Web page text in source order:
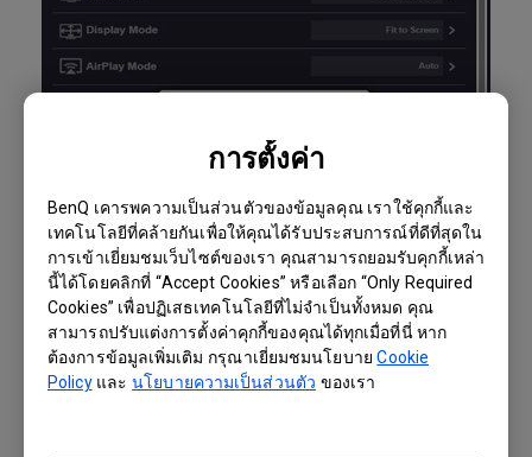
การตั้งค่า
BenQ เคารพความเป็นส่วนตัวของข้อมูลคุณ เราใช้คุกกี้และ
เทคโนโลยีที่คล้ายกันเพื่อให้คุณได้รับประสบการณ์ที่ดีที่สุดใน
การเข้าเยี่ยมชมเว็บไซต์ของเรา คุณสามารถยอมรับคุกกี้เหล่า
นี้ได้โดยคลิกที่ “Accept Cookies” หรือเลือก “Only Required
Cookies” เพื่อปฏิเสธเทคโนโลยีที่ไม่จำเป็นทั้งหมด คุณ
สามารถปรับแต่งการตั้งค่าคุกกี้ของคุณได้ทุกเมื่อที่นี่ หาก
ต้องการข้อมูลเพิ่มเติม กรุณาเยี่ยมชมนโยบายCookie
Policyและนโยบายความเป็นส่วนตัว ของเรา